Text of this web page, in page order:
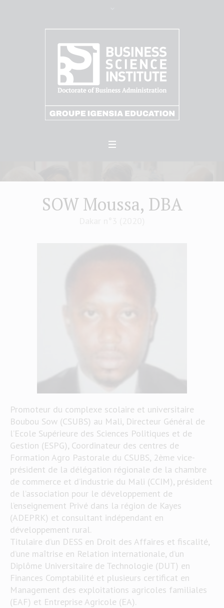
SOW Moussa, DBA
Promoteur du complexe scolaire et universitaire
Boubou Sow (CSUBS) au Mali, Directeur Général de
l’Ecole Supérieure des Sciences Politiques et de
Gestion (ESPG), Coordinateur des centres de
Formation Agro Pastorale du CSUBS, 2ème vice-
président de la délégation régionale de la chambre
de commerce et d’industrie du Mali (CCIM), président
de l’association pour le développement de
l’enseignement Privé dans la région de Kayes
(ADEPRK) et consultant indépendant en
développement rural.
Titulaire d’un DESS en Droit des Affaires et fiscalité,
d’une maîtrise en Relation internationale, d’un
Diplôme Universitaire de Technologie (DUT) en
Finances Comptabilité et plusieurs certificat en
Management des exploitations agricoles familiales
(EAF) et Entreprise Agricole (EA).